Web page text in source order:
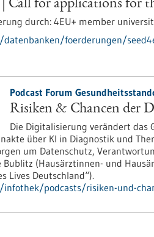
Call for applications for
durch: 4EU+ member
foerderungen/
Podcast Forum
Risiken & Chancen der
Die Digitalisierung verändert das
über KI in Diagnostik und
um Datenschutz,
(Hausärztinnen- und
Lives Deutschland“).
podcasts/risiken-und-